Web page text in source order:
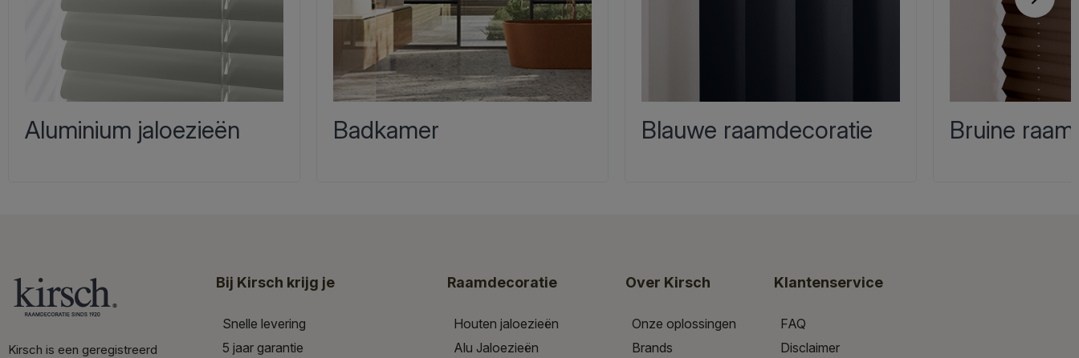
Aluminium jaloezieën Badkamer Blauwe raamdecoratie Bruine
Kirsch is een geregistreerd
Bij Kirsch krijg je
Snelle levering
5 jaar garantie
Raamdecoratie
Houten jaloezieën
Alu Jaloezieën
Over Kirsch
Onze oplossingen
Brands
Klantenservice
FAQ
Disclaimer